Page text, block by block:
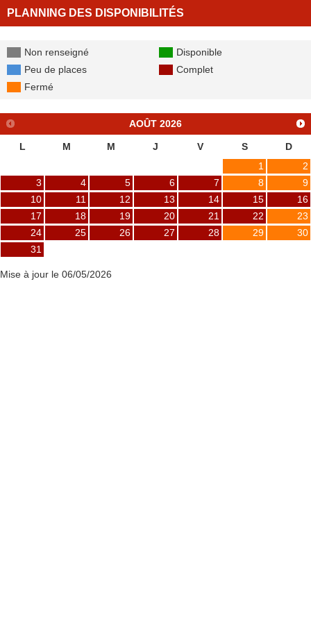
PLANNING DES DISPONIBILITÉS
Non renseigné
Disponible
Peu de places
Complet
Fermé
AOÛT 2026
L M M J V S
D
1
2
3
4 5 6 7 8
9
10
11 12 13 14 15
16
17
18 19 20 21 22
23
24
25 26 27 28 29
30
31
Mise à jour le 06/05/2026